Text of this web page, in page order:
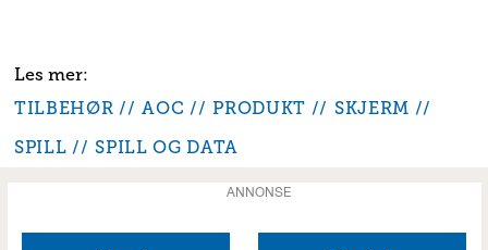
TILBEHØR AOC PRODUKT
SKJERM
SPILL
SPILL OG DATA
ANNONSE